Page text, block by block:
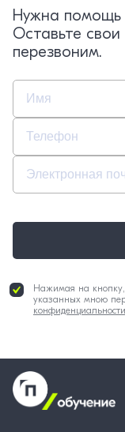
Нужна помощь
Оставьте
перезвоним.
Нажимая на
указанных мною
конфиденциальности